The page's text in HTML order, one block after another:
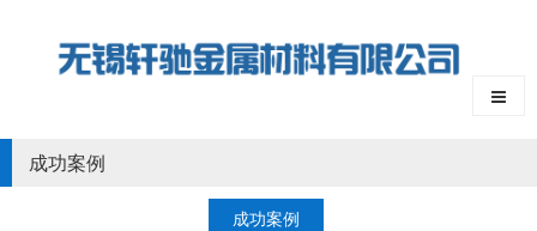
成功案例
成功案例